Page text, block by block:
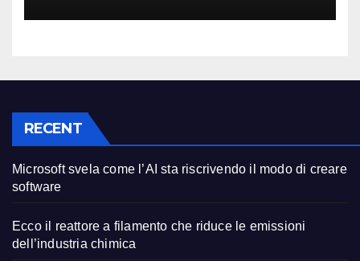
RECENT
Microsoft svela come l’AI sta riscrivendo il modo di creare
software
Ecco il reattore a filamento che riduce le emissioni
dell’industria chimica